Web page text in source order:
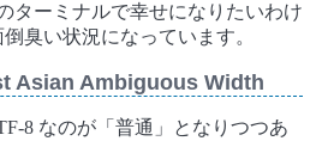
ターミナルで幸せになりたいわけ
臭い状況になっています。
Asian Ambiguous Width
8 なのが「普通」となりつつあ